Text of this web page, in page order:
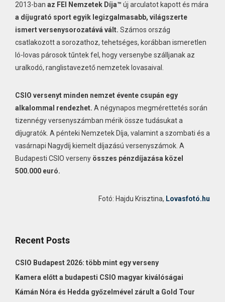
2013-ban az FEI Nemzetek Díja™ új arculatot kapott és mára
a díjugrató sport egyik legizgalmasabb, világszerte
ismert versenysorozatává vált. Számos ország
csatlakozott a sorozathoz, tehetséges, korábban ismeretlen
ló-lovas párosok tűntek fel, hogy versenybe szálljanak az
uralkodó, ranglistavezető nemzetek lovasaival.
CSIO versenyt minden nemzet évente csupán egy
alkalommal rendezhet. A négynapos megmérettetés során
tizennégy versenyszámban mérik össze tudásukat a
díjugratók. A pénteki Nemzetek Díja, valamint a szombati és a
vasárnapi Nagydíj kiemelt díjazású versenyszámok. A
Budapesti CSIO verseny összes pénzdíjazása közel
500.000 euró.
Fotó: Hajdu Krisztina, Lovasfotó.hu
Recent Posts
CSIO Budapest 2026: több mint egy verseny
Kamera előtt a budapesti CSIO magyar kiválóságai
Kámán Nóra és Hedda győzelmével zárult a Gold Tour